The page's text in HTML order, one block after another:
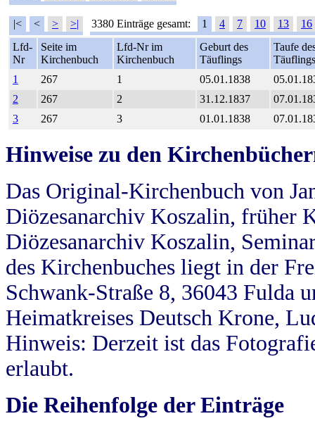
|< < > >| 3380 Einträge gesamt: 1 4 7 10 13
16
Lfd-
Nr
Seite im
Kirchenbuch
Lfd-Nr im
Kirchenbuch
Geburt des
Täuflings
Taufe
Täuflings
1
267 1 05.01.1838
2
267 2 31.12.1837
3
267 3 01.01.1838
Hinweise zu den
Das Original-Kirchenbuch von
Diözesanarchiv Koszalin, früher
Diözesanarchiv Koszalin,
des Kirchenbuches liegt in der
Schwank-Straße 8, 36043 Fulda
Heimatkreises Deutsch Krone,
Hinweis: Derzeit ist das
erlaubt.
Die Reihenfolge der Einträge